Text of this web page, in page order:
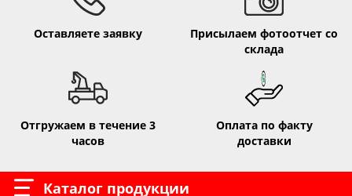
Оставляете заявку
Присылаем фотоотчет со
склада
Отгружаем в течение 3
часов
Оплата по факту
доставки
Каталог продукции